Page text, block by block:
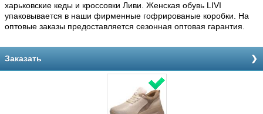
харьковские кеды и кроссовки Ливи. Женская обувь LIVI
упаковывается в наши фирменные гофрированые коробки. На
оптовые заказы предоставляется сезонная оптовая гарантия.
Заказать